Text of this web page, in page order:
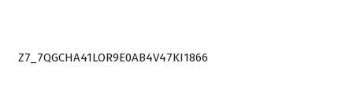
Z7_7QGCHA41LOR9E0AB4V47KI1866